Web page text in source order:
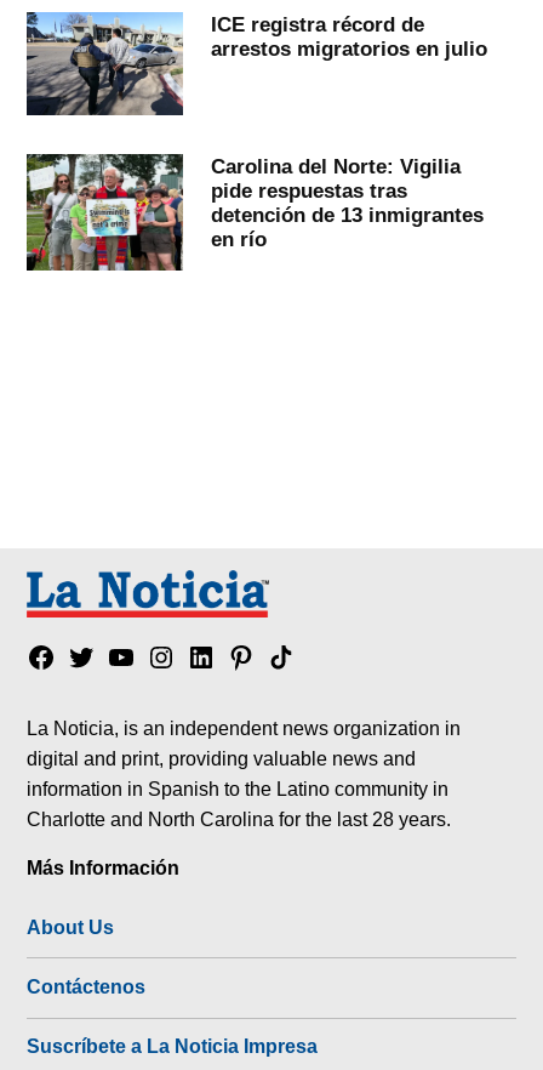
ICE registra récord de
arrestos migratorios en julio
Carolina del Norte: Vigilia
pide respuestas tras
detención de 13 inmigrantes
en río
Facebook
TwitterYouTubeInstagram
LinkedinPinterest
Tik
La Noticia, is an independent news organization in
digital and print, providing valuable news and
information in Spanish to the Latino community in
Charlotte and North Carolina for the last 28 years.
Más Información
About Us
Contáctenos
Suscríbete a La Noticia Impresa